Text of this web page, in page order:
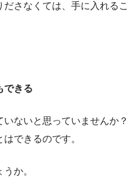
さなくては、手に入れるこ
できる
ないと思っていませんか？
できるのです。
か。